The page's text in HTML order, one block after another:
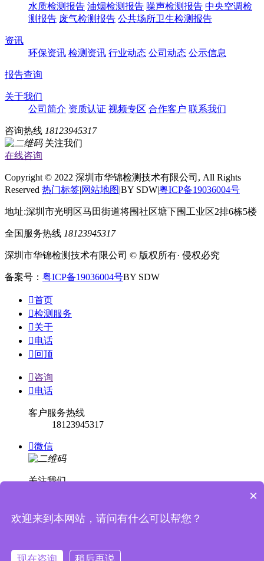
水质检测报告 油烟检测报告 噪声检测报告 中央空调检
测报告 废气检测报告 公共场所卫生检测报告
资讯
环保资讯 检测资讯 行业动态 公司动态 公示信息
报告查询
关于我们
公司简介 资质认证 视频专区 合作客户 联系我们
咨询热线 18123945317
关注我们
在线咨询
Copyright © 2022 深圳市华锦检测技术有限公司, All Rights
Reserved 热门标签|网站地图|BY SDW|粤ICP备19036004号
地址:深圳市光明区马田街道将围社区塘下围工业区2排6栋5楼
全国服务热线 18123945317
深圳市华锦检测技术有限公司 © 版权所有· 侵权必究
备案号： 粤ICP备19036004号BY SDW
首页
检测服务
关于
电话
 回顶
咨询
电话
客户服务热线
18123945317
微信
关注我们

消息提示
×
欢迎来到本网站，请问有什么可以帮您？
现在咨询 稍后再说